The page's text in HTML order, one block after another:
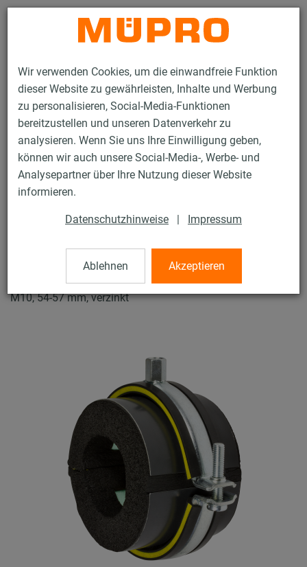
Wir verwenden Cookies, um die einwandfreie Funktion
dieser Website zu gewährleisten, Inhalte und Werbung
zu personalisieren, Social-Media-Funktionen
bereitzustellen und unseren Datenverkehr zu
analysieren. Wenn Sie uns Ihre Einwilligung geben,
können wir auch unsere Social-Media-, Werbe- und
Analysepartner über Ihre Nutzung dieser Website
informieren.
Datenschutzhinweise | Impressum
Ablehnen Akzeptieren
Kontakt
Produkte Befestigungstechnik
Rohrschellen
ISO-Schellen Typ H, M, T
ISO-Schellen Typ H, M, T
Iso-Schelle DÄMMGULAST® gelb, Typ T, Iso 32-45 mm,
M10, 54-57 mm, verzinkt